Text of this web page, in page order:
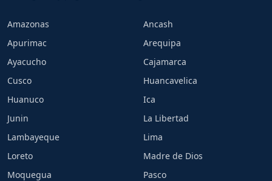
Amazonas
Ancash
Apurimac
Arequipa
Ayacucho
Cajamarca
Cusco
Huancavelica
Huanuco
Ica
Junin
La Libertad
Lambayeque
Lima
Loreto
Madre de Dios
Moquegua
Pasco